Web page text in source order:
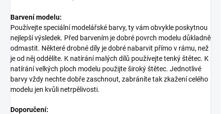
Barvení modelu:
Používejte speciální modelářské barvy, ty vám obvykle poskytnou
nejlepší výsledek. Před barvením je dobré povrch modelu důkladně
odmastit. Některé drobné díly je dobré nabarvit přímo v rámu, než
je od něj oddělíte. K natírání malých dílů používejte tenký štětec. K
natírání velkých ploch modelu použijte široký štětec. Jednotlivé
barvy vždy nechte dobře zaschnout, zabráníte tak zkažení celého
modelu jen kvůli netrpělivosti.
Doporučení: